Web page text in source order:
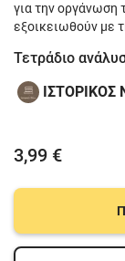
για την οργάνωση
εξοικειωθούν με
Τετράδιο
ΙΣΤΟΡΙΚΟΣ
3,99 €